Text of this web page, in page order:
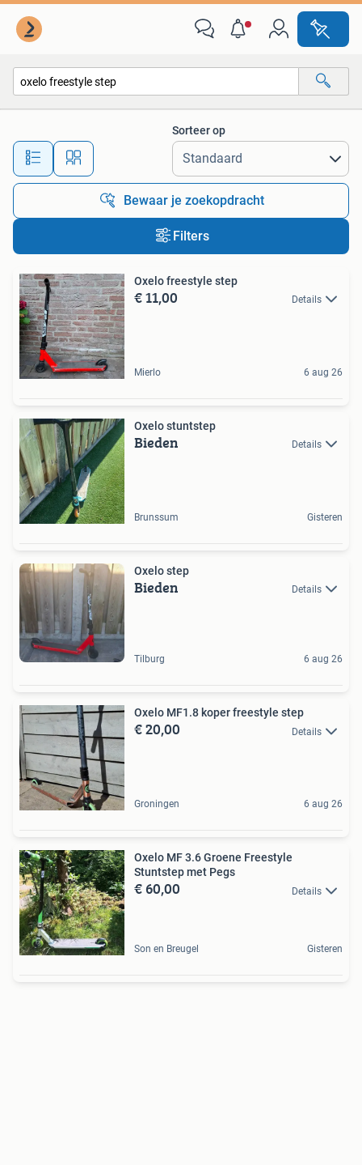
Alle afstanden…
Sorteer op
Bewaar je zoekopdracht
Filters
Oxelo freestyle step
€ 11,00 Details
Mierlo 6 aug 26
Oxelo stuntstep
Bieden Details
Brunssum Gisteren
Oxelo step
Bieden Details
Tilburg 6 aug 26
Oxelo MF1.8 koper freestyle step
€ 20,00 Details
Groningen 6 aug 26
Oxelo MF 3.6 Groene Freestyle
Stuntstep met Pegs
€ 60,00 Details
Son en Breugel Gisteren